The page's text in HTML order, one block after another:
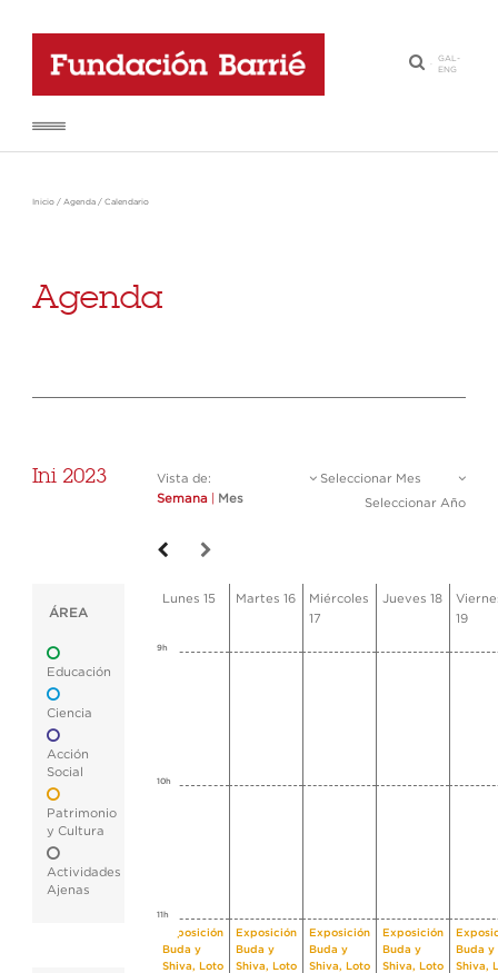
·
GAL-
ENG
Inicio / Agenda / Calendario
Agenda
Ini 2023
Vista de:
Semana
Mes
Seleccionar Mes
Seleccionar Año
ÁREA
Educación
Ciencia
Acción
Social
Patrimonio
y Cultura
Actividades
Ajenas
Lunes 15 Martes 16
Miércoles
17
Jueves 18
19
9h
10h
11h
Exposición
Buda y
Shiva, Loto
Exposición
Buda y
Shiva, Loto
Exposición
Buda y
Shiva, Loto
Exposición
Buda y
Shiva, Loto
Buda y
Shiva,